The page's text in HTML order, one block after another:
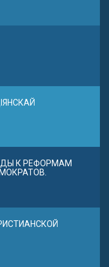
К РЕФОРМАМ